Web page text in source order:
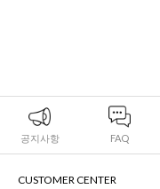
공지사항 FAQ
CUSTOMER CENTER